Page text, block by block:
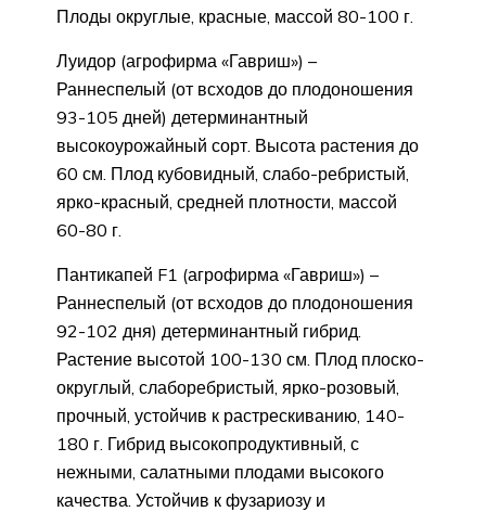
Плоды округлые, красные, массой 80-100 г.
Луидор (агрофирма «Гавриш») –
Раннеспелый (от всходов до плодоношения
93-105 дней) детерминантный
высокоурожайный сорт. Высота растения до
60 см. Плод кубовидный, слабо-ребристый,
ярко-красный, средней плотности, массой
60-80 г.
Пантикапей F1 (агрофирма «Гавриш») –
Раннеспелый (от всходов до плодоношения
92-102 дня) детерминантный гибрид.
Растение высотой 100-130 см. Плод плоско-
округлый, слаборебристый, ярко-розовый,
прочный, устойчив к растрескиванию, 140-
180 г. Гибрид высокопродуктивный, с
нежными, салатными плодами высокого
качества. Устойчив к фузариозу и